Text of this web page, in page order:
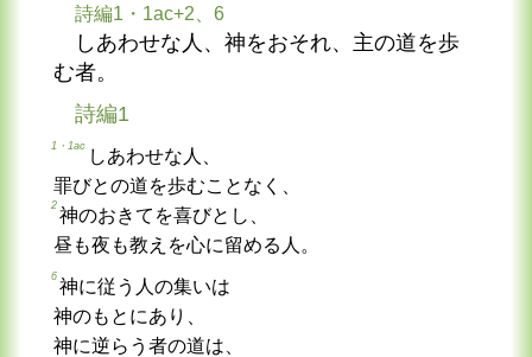
詩編1・1ac+2、6
しあわせな人、神をおそれ、主の道を歩
む者。
詩編1
1・1ac
しあわせな人、
罪びとの道を歩むことなく、
2
神のおきてを喜びとし、
昼も夜も教えを心に留める人。
6
神に従う人の集いは
神のもとにあり、
神に逆らう者の道は、